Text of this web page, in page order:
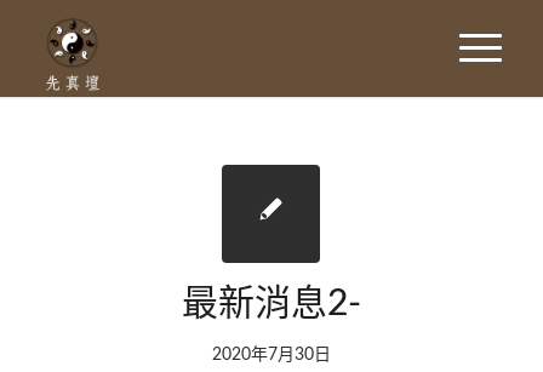
最新消息2-
2020年7月30日